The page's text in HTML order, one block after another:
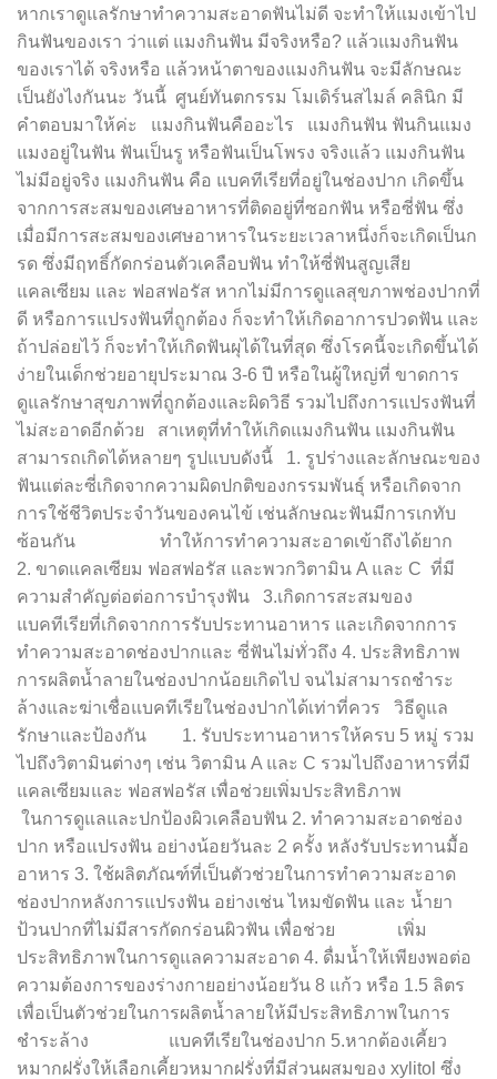
หากเราดูแลรักษาทำความสะอาดฟันไม่ดี จะทำให้แมงเข้าไป
กินฟันของเรา ว่าแต่ แมงกินฟัน มีจริงหรือ? แล้วแมงกินฟัน
ของเราได้ จริงหรือ แล้วหน้าตาของแมงกินฟัน จะมีลักษณะ
เป็นยังไงกันนะ วันนี้ ศูนย์ทันตกรรม โมเดิร์นสไมล์ คลินิก มี
คำตอบมาให้ค่ะ แมงกินฟันคืออะไร แมงกินฟัน ฟันกินแมง
แมงอยู่ในฟัน ฟันเป็นรู หรือฟันเป็นโพรง จริงแล้ว แมงกินฟัน
ไม่มีอยู่จริง แมงกินฟัน คือ แบคทีเรียที่อยู่ในช่องปาก เกิดขึ้น
จากการสะสมของเศษอาหารที่ติดอยู่ที่ซอกฟัน หรือซี่ฟัน ซึ่ง
เมื่อมีการสะสมของเศษอาหารในระยะเวลาหนึ่งก็จะเกิดเป็นก
รด ซึ่งมีฤทธิ์กัดกร่อนตัวเคลือบฟัน ทำให้ซี่ฟันสูญเสีย
แคลเซียม และ ฟอสฟอรัส หากไม่มีการดูแลสุขภาพช่องปากที่
ดี หรือการแปรงฟันที่ถูกต้อง ก็จะทำให้เกิดอาการปวดฟัน และ
ถ้าปล่อยไว้ ก็จะทำให้เกิดฟันผุได้ในที่สุด ซึ่งโรคนี้จะเกิดขึ้นได้
ง่ายในเด็กช่วยอายุประมาณ 3-6 ปี หรือในผู้ใหญ่ที่ ขาดการ
ดูแลรักษาสุขภาพที่ถูกต้องและผิดวิธี รวมไปถึงการแปรงฟันที่
ไม่สะอาดอีกด้วย สาเหตุที่ทำให้เกิดแมงกินฟัน แมงกินฟัน
สามารถเกิดได้หลายๆ รูปแบบดังนี้ 1. รูปร่างและลักษณะของ
ฟันแต่ละซี่เกิดจากความผิดปกติของกรรมพันธุ์ หรือเกิดจาก
การใช้ชีวิตประจำวันของคนไข้ เช่นลักษณะฟันมีการเกทับ
ซ้อนกัน ทำให้การทำความสะอาดเข้าถึงได้ยาก
2. ขาดแคลเซียม ฟอสฟอรัส และพวกวิตามิน A และ C ที่มี
ความสำคัญต่อต่อการบำรุงฟัน 3.เกิดการสะสมของ
แบคทีเรียที่เกิดจากการรับประทานอาหาร และเกิดจากการ
ทำความสะอาดช่องปากและ ซี่ฟันไม่ทั่วถึง 4. ประสิทธิภาพ
การผลิตน้ำลายในช่องปากน้อยเกิดไป จนไม่สามารถชำระ
ล้างและฆ่าเชื่อแบคทีเรียในช่องปากได้เท่าที่ควร วิธีดูแล
รักษาและป้องกัน 1. รับประทานอาหารให้ครบ 5 หมู่ รวม
ไปถึงวิตามินต่างๆ เช่น วิตามิน A และ C รวมไปถึงอาหารที่มี
แคลเซียมและ ฟอสฟอรัส เพื่อช่วยเพิ่มประสิทธิภาพ
ในการดูแลและปกป้องผิวเคลือบฟัน 2. ทำความสะอาดช่อง
ปาก หรือแปรงฟัน อย่างน้อยวันละ 2 ครั้ง หลังรับประทานมื้อ
อาหาร 3. ใช้ผลิตภัณฑ์ที่เป็นตัวช่วยในการทำความสะอาด
ช่องปากหลังการแปรงฟัน อย่างเช่น ไหมขัดฟัน และ น้ำยา
ป้วนปากที่ไม่มีสารกัดกร่อนผิวฟัน เพื่อช่วย เพิ่ม
ประสิทธิภาพในการดูแลความสะอาด 4. ดื่มน้ำให้เพียงพอต่อ
ความต้องการของร่างกายอย่างน้อยวัน 8 แก้ว หรือ 1.5 ลิตร
เพื่อเป็นตัวช่วยในการผลิตน้ำลายให้มีประสิทธิภาพในการ
ชำระล้าง แบคทีเรียในช่องปาก 5.หากต้องเคี้ยว
หมากฝรั่งให้เลือกเคี้ยวหมากฝรั่งที่มีส่วนผสมของ xylitol ซึ่ง